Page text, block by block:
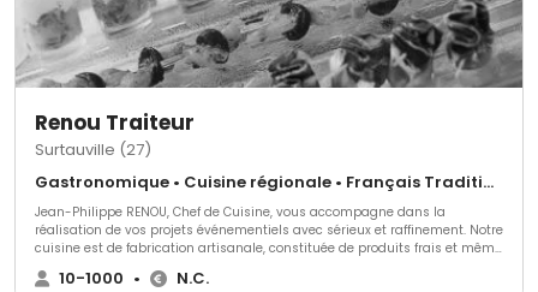
Renou Traiteur
Surtauville (27)
Gastronomique • Cuisine régionale • Français Traditionnel
Jean-Philippe RENOU, Chef de Cuisine, vous accompagne dans la
réalisation de vos projets événementiels avec sérieux et raffinement. Notre
cuisine est de fabrication artisanale, constituée de produits frais et même
récompensé dans les concours internationaux.
10-1000 • N.C.